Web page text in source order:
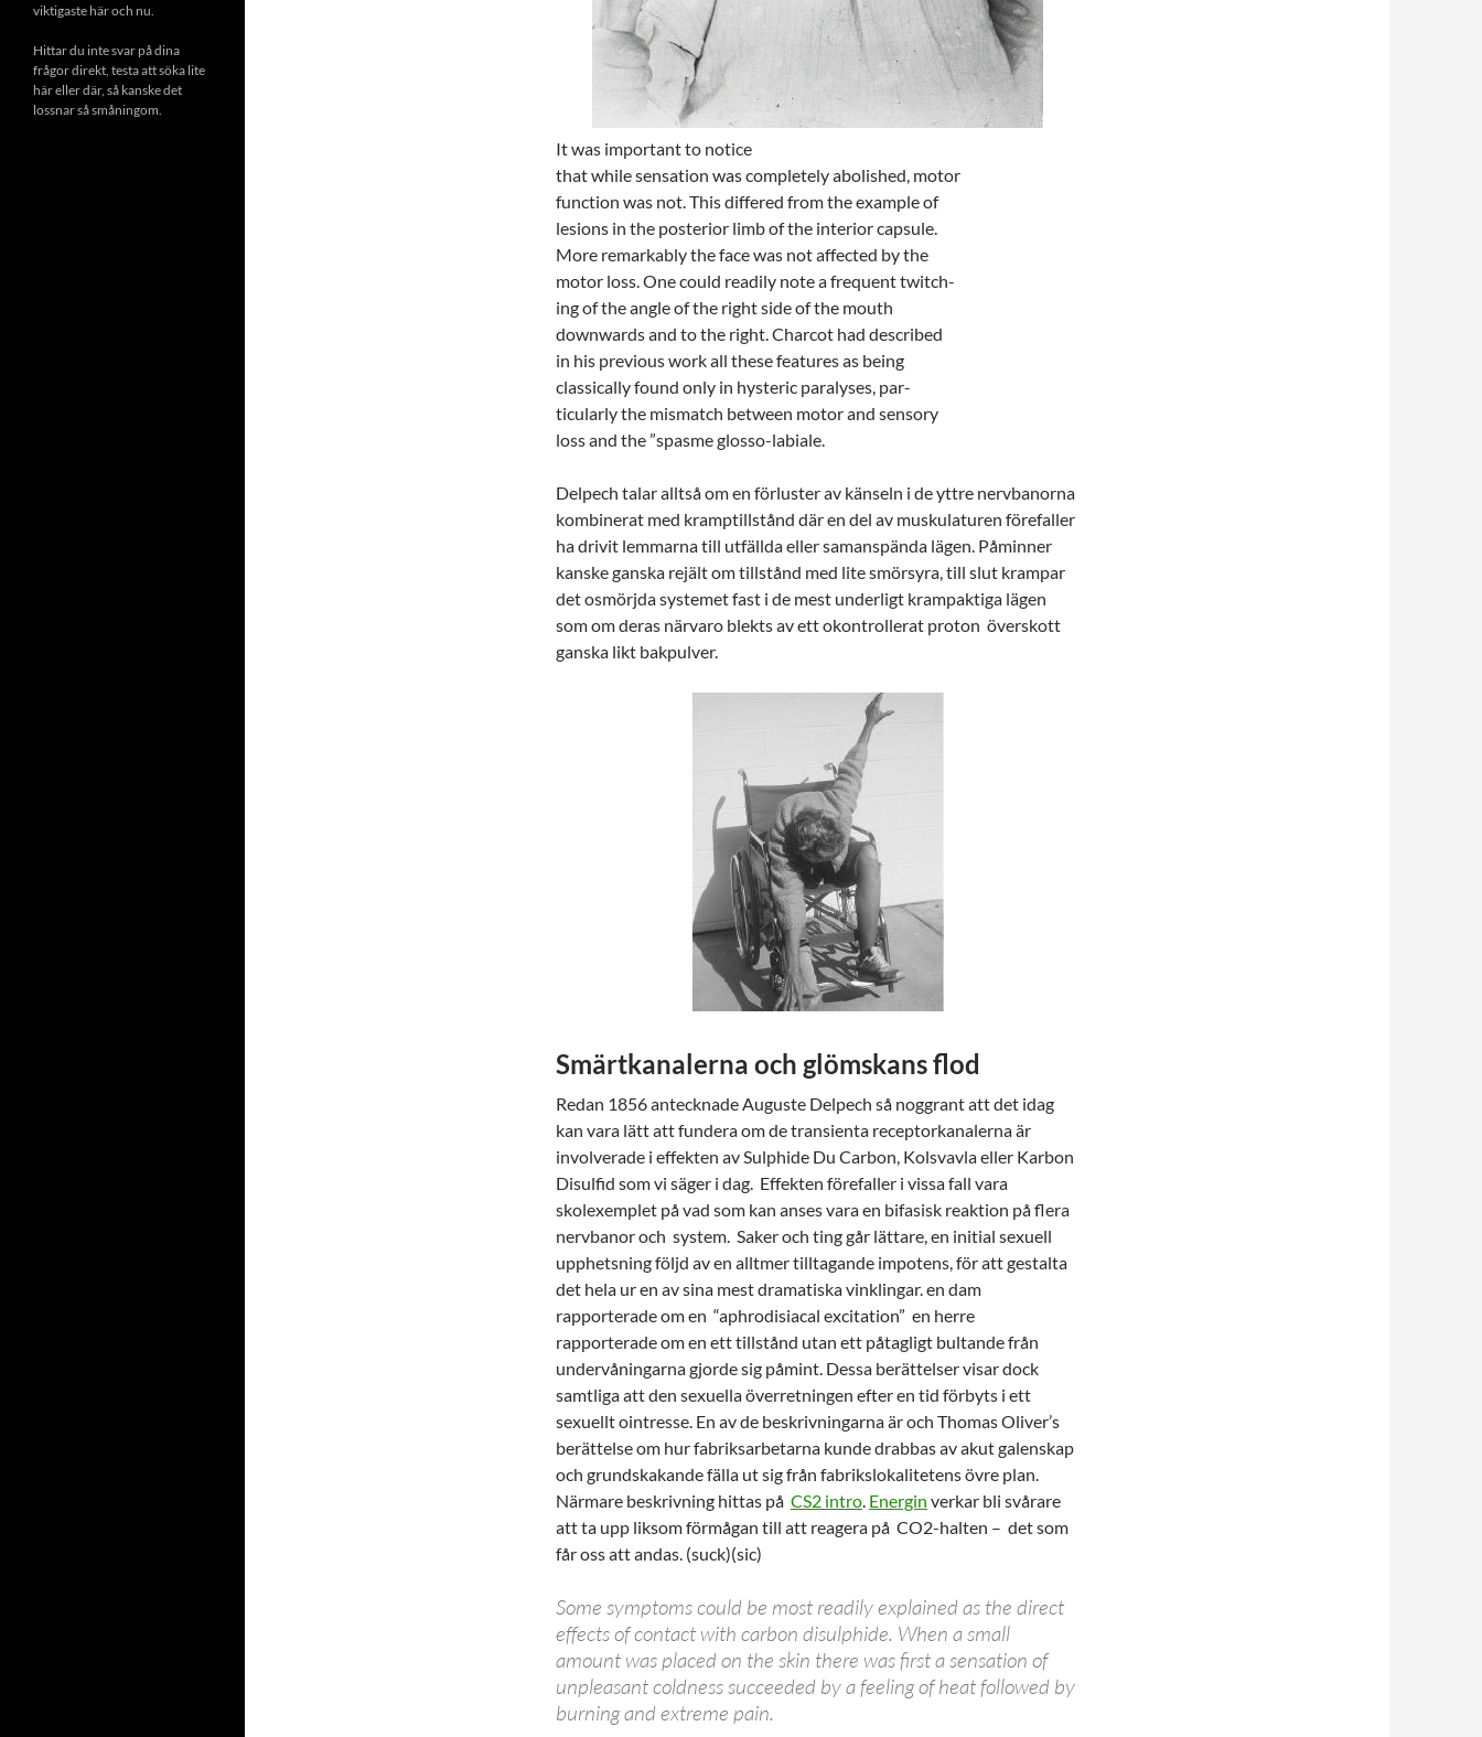
It was important to notice
that while sensation was completely abolished, motor
function was not. This differed from the example of
lesions in the posterior limb of the interior capsule.
More remarkably the face was not affected by the
motor loss. One could readily note a frequent twitch-
ing of the angle of the right side of the mouth
downwards and to the right. Charcot had described
in his previous work all these features as being
classically found only in hysteric paralyses, par-
ticularly the mismatch between motor and sensory
loss and the ”spasme glosso-labiale.
Delpech talar alltså om en förluster av känseln i de yttre nervbanorna
kombinerat med kramptillstånd där en del av muskulaturen förefaller
ha drivit lemmarna till utfällda eller samanspända lägen. Påminner
kanske ganska rejält om tillstånd med lite smörsyra, till slut krampar
det osmörjda systemet fast i de mest underligt krampaktiga lägen
som om deras närvaro blekts av ett okontrollerat proton överskott
ganska likt bakpulver.
Smärtkanalerna och glömskans flod
Redan 1856 antecknade Auguste Delpech så noggrant att det idag
kan vara lätt att fundera om de transienta receptorkanalerna är
involverade i effekten av Sulphide Du Carbon, Kolsvavla eller Karbon
Disulfid som vi säger i dag. Effekten förefaller i vissa fall vara
skolexemplet på vad som kan anses vara en bifasisk reaktion på flera
nervbanor och system. Saker och ting går lättare, en initial sexuell
upphetsning följd av en alltmer tilltagande impotens, för att gestalta
det hela ur en av sina mest dramatiska vinklingar. en dam
rapporterade om en “aphrodisiacal excitation” en herre
rapporterade om en ett tillstånd utan ett påtagligt bultande från
undervåningarna gjorde sig påmint. Dessa berättelser visar dock
samtliga att den sexuella överretningen efter en tid förbyts i ett
sexuellt ointresse. En av de beskrivningarna är och Thomas Oliver’s
berättelse om hur fabriksarbetarna kunde drabbas av akut galenskap
och grundskakande fälla ut sig från fabrikslokalitetens övre plan.
Närmare beskrivning hittas på CS2 intro. Energin verkar bli svårare
att ta upp liksom förmågan till att reagera på CO2-halten – det som
får oss att andas. (suck)(sic)
Some symptoms could be most readily explained as the direct
effects of contact with carbon disulphide. When a small
amount was placed on the skin there was first a sensation of
unpleasant coldness succeeded by a feeling of heat followed by
burning and extreme pain.
viktigaste här och nu.
Hittar du inte svar på dina
frågor direkt, testa att söka lite
här eller där, så kanske det
lossnar så småningom.